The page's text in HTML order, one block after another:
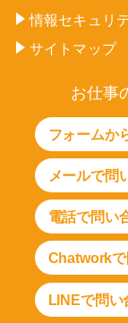
情報セキュリ
サイトマップ
お仕事
フォームか
メールで問
電話で問い
Chatworkで
LINEで問い